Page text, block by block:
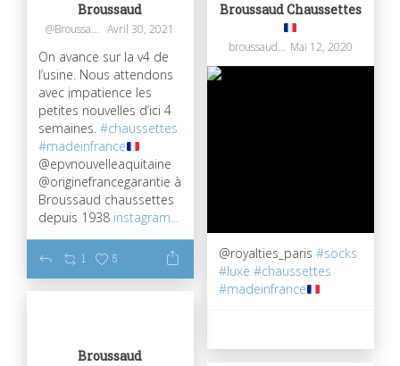
Broussaud
@Broussaudtextil Avril 30, 2021
On avance sur la v4 de
l’usine. Nous attendons
avec impatience les
petites nouvelles d’ici 4
semaines.#chaussettes
#madeinfrance
@epvnouvelleaquitaine
@originefrancegarantie à
Broussaud chaussettes
depuis 1938 instagram...
1 5
Broussaud Chaussettes
broussaudchaussettes Mai 12, 2020
@royalties_paris#socks
#luxe #chaussettes
#madeinfrance
Broussaud